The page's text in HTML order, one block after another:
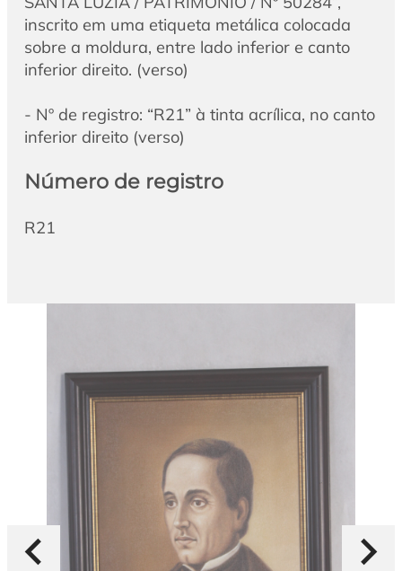
inscrito em uma etiqueta metálica colocada
sobre a moldura, entre lado inferior e canto
inferior direito. (verso)
- Nº de registro: “R21” à tinta acrílica, no canto
inferior direito (verso)
Número de registro
R21